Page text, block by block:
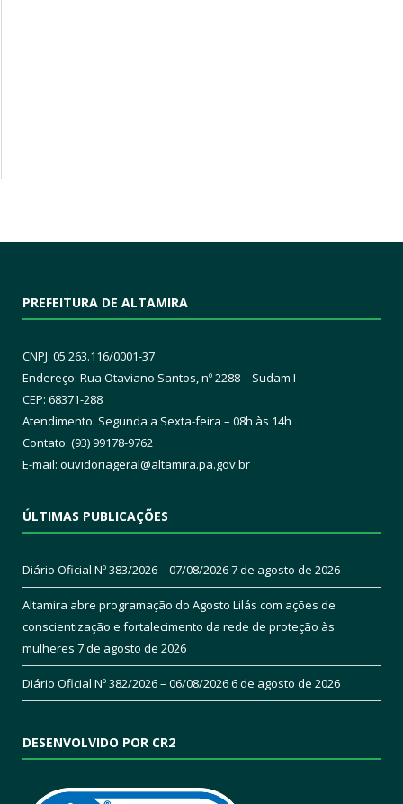
PREFEITURA DE ALTAMIRA
CNPJ: 05.263.116/0001-37
Endereço: Rua Otaviano Santos, nº 2288 – Sudam I
CEP: 68371-288
Atendimento: Segunda a Sexta-feira – 08h às 14h
Contato: (93) 99178-9762
E-mail: ouvidoriageral@altamira.pa.gov.br
ÚLTIMAS PUBLICAÇÕES
Diário Oficial Nº 383/2026 – 07/08/20267 de agosto de 2026
Altamira abre programação do Agosto Lilás com ações de
conscientização e fortalecimento da rede de proteção às
mulheres 7 de agosto de 2026
Diário Oficial Nº 382/2026 – 06/08/20266 de agosto de 2026
DESENVOLVIDO POR CR2